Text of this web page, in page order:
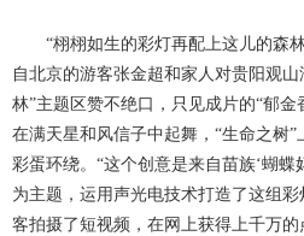
“栩栩如生的彩灯再配上这儿的森
自北京的游客张金超和家人对贵阳观
林”主题区赞不绝口，只见成片的“郁金
在满天星和风信子中起舞，“生命之树”
彩蛋环绕。“这个创意是来自苗族‘蝴蝶
为主题，运用声光电技术打造了这组
客拍摄了短视频，在网上获得上千万